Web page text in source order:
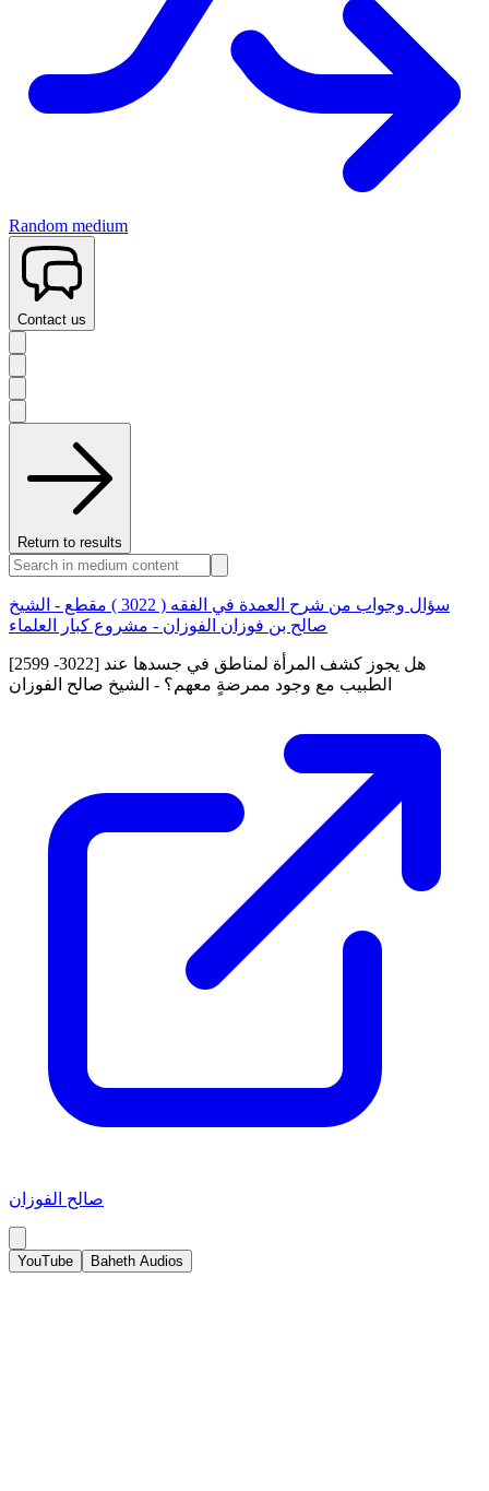
Random medium
Contact us
Return to results
سؤال وجواب من شرح العمدة في الفقه ( 3022 ) مقطع - الشيخ
صالح بن فوزان الفوزان - مشروع كبار العلماء
[2599 -3022] هل يجوز كشف المرأة لمناطق في جسدها عند
الطبيب مع وجود ممرضةٍ معهم؟ - الشيخ صالح الفوزان
صالح الفوزان
YouTube Baheth Audios